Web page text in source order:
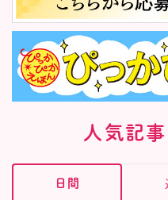
人気記
日間